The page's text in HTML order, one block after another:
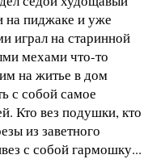
на пиджаке и уже
играл на старинной
мехами что-то
на житье в дом
с собой самое
Кто вез подушки, кто
из заветного
с собой гармошку...